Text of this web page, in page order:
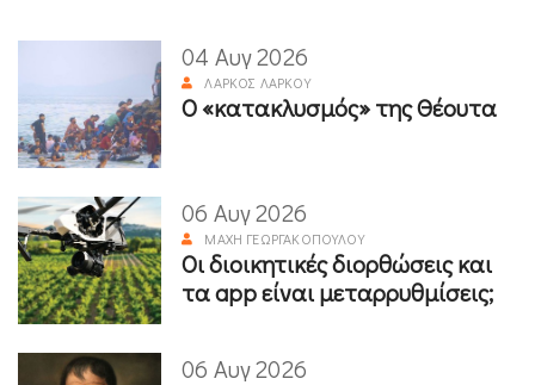
04 Αυγ 2026
ΛΆΡΚΟΣ ΛΆΡΚΟΥ
Ο «κατακλυσμός» της Θέουτα
06 Αυγ 2026
ΜΆΧΗ ΓΕΩΡΓΑΚΟΠΟΎΛΟΥ
Οι διοικητικές διορθώσεις και
τα app είναι μεταρρυθμίσεις;
06 Αυγ 2026